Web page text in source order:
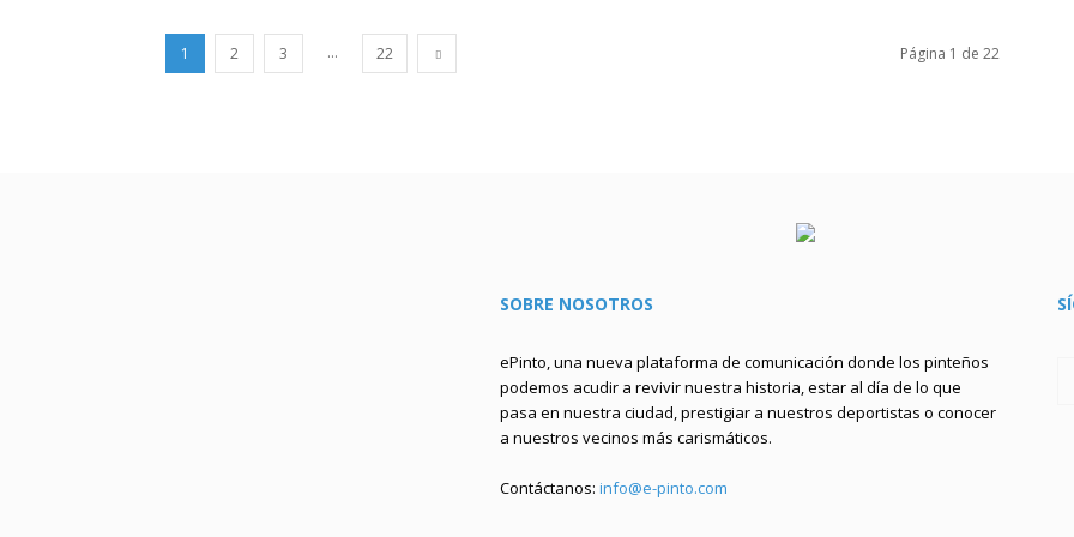
1 2 3 ... 22 Página 1 de 22
SOBRE NOSOTROS
ePinto, una nueva plataforma de comunicación donde los pinteños
podemos acudir a revivir nuestra historia, estar al día de lo que
pasa en nuestra ciudad, prestigiar a nuestros deportistas o conocer
a nuestros vecinos más carismáticos.
Contáctanos: info@e-pinto.com